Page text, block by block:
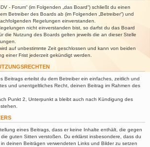
- Forum“ (im Folgenden „das Board“) schließt du einen
Betreiber des Boards ab (im Folgenden „Betreiber“) und
Regelungen einverstanden.
nicht einverstanden bist, so darfst du das Board
die Nutzung des Boards gelten jeweils die an dieser Stelle
auf unbestimmte Zeit geschlossen und kann von beiden
einer Frist jederzeit gekündigt werden.
Beitrags erteilst du dem Betreiber ein einfaches, zeitlich und
und unentgeltliches Recht, deinen Beitrag im Rahmen des
Punkt 2, Unterpunkt a bleibt auch nach Kündigung des
eines Beitrags, dass er keine Inhalte enthält, die gegen
guten Sitten verstoßen. Du erklärst insbesondere, dass du
deinen Beiträgen verwendeten Links und Bilder zu setzen